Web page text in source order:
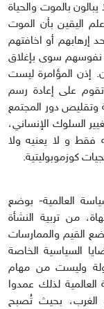
بالموت والحياة
اليقين بأن الموت
إرهابهم أو اخافتهم
نفوسهم سوى بإغلاق
إذن المؤامرة ليست
تقوم على إعادة رسم
وتقليص دور المجتمع
السلوك الإنساني،
و لا يعنيه ولا
كوزموبوليتية.
العالمية- بوضع
من تربية النشأة
القيم والممارسات
السياسية الخاصة
وليست من مهام
العالمية لذلك عمدوا
بحيث تُصبح